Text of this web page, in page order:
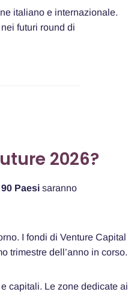
italiano e internazionale.
futuri round di
2026?
90 Paesi saranno
I fondi di Venture Capital
trimestre dell’anno in corso.
capitali. Le zone dedicate ai